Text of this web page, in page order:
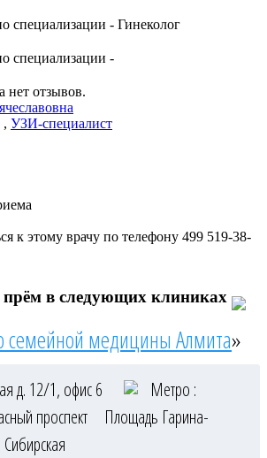
специализации - Гинеколог
специализации -
нет отзывов.
, УЗИ-специалист
к этому врачу по телефону 499 519-38-
прём в следующих клиниках
семейной медицины Алмита»
д. 12/1, офис 6
Метро :
проспект
Площадь Гарина-
Сибирская